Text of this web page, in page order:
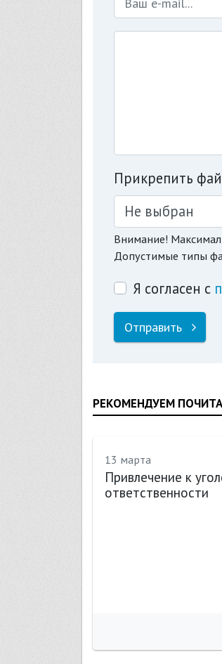
Прикрепить
Не выбран
Внимание!
Допустимые типы
Я согласен с
Отправить
РЕКОМЕНДУЕМ
13 марта
Привлечение к
ответственности